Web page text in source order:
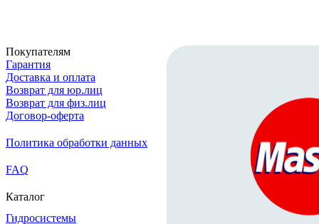
Покупателям
Гарантия
Доставка и оплата
Возврат для юр.лиц
Возврат для физ.лиц
Договор-оферта
Политика обработки данных
FAQ
Каталог
Гидросистемы